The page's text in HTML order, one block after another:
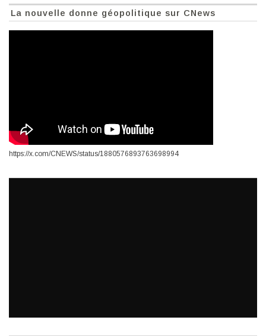
La nouvelle donne géopolitique sur CNews
https://x.com/CNEWS/status/1880576893763698994